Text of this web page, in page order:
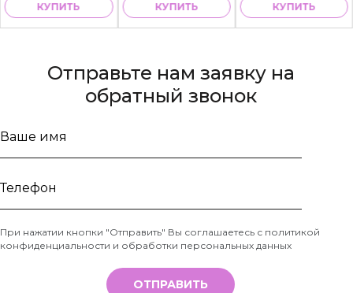
КУПИТЬ КУПИТЬ КУПИТЬ
Отправьте нам заявку на
обратный звонок
Ваше
Телефон
*
При нажатии кнопки "Отправить" Вы соглашаетесь с политикой
конфиденциальности и обработки персональных данных
ОТПРАВИТЬ